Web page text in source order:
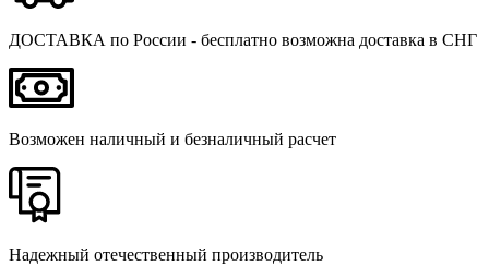
ДОСТАВКА по России - бесплатно возможна доставка в СНГ
Возможен наличный и безналичный расчет
Надежный отечественный производитель